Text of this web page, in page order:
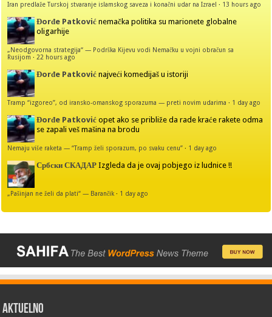
Iran predlaže Turskoj stvaranje islamskog saveza i konačni udar na Izrael · 13 hours ago
Đorđe Patković nemačka politika su marionete globalne
oligarhije
„Neodgovorna strategija“ — Podrška Kijevu vodi Nemačku u vojni obračun sa
Rusijom ·22 hours ago
Đorđe Patković najveći komedijaš u istoriji
Tramp “izgoreo”, od iransko-omanskog sporazuma — preti novim udarima · 1 day ago
Đorđe Patković opet ako se približe da rade kraće rakete odma
se zapali veš mašina na brodu
Nemaju više raketa — “Tramp želi sporazum, po svaku cenu” · 1 day ago
Србски СКАДАР Izgleda da je ovaj pobjego iz ludnice !!
„Pašinjan ne želi da plati“ — Barančik · 1 day ago
AKTUELNO